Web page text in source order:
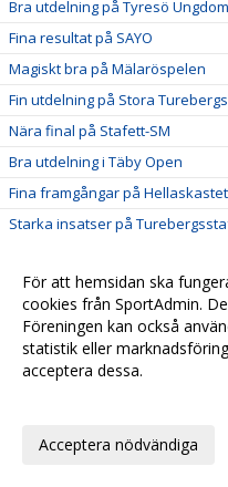
Bra utdelning på Tyresö
Fina resultat på SAYO
Magiskt bra på Mälaröspelen
Fin utdelning på Stora
Nära final på Stafett-SM
Bra utdelning i Täby Open
Fina framgångar på Hellaskastet
Starka insatser på
Iris och Olle tog sista chansen
Snabbhet och explosivitet med
Nu startar vi Löpgruppen
Många nya pers i Örebro
Seger till Stockholm i
För att hemsidan ska
cookies från SportAdmin.
Föreningen kan också
statistik eller
acceptera dessa.
Acceptera nödvändiga